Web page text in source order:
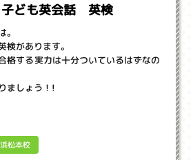
ども英会話 英検
検があります。
格する実力は十分ついているはずなの
ましょう！!
浜松本校